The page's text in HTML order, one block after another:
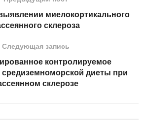
миелокортикального
склероза
Следующая запись
контролируемое
средиземноморской диеты при
склерозе